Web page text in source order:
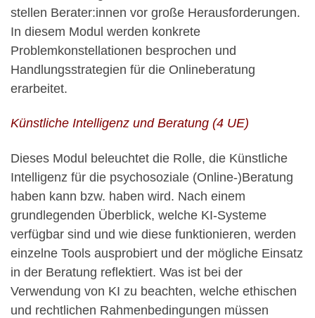
stellen Berater:innen vor große Herausforderungen.
In diesem Modul werden konkrete
Problemkonstellationen besprochen und
Handlungsstrategien für die Onlineberatung
erarbeitet.
Künstliche Intelligenz und Beratung (4 UE)
Dieses Modul beleuchtet die Rolle, die Künstliche
Intelligenz für die psychosoziale (Online-)Beratung
haben kann bzw. haben wird. Nach einem
grundlegenden Überblick, welche KI-Systeme
verfügbar sind und wie diese funktionieren, werden
einzelne Tools ausprobiert und der mögliche Einsatz
in der Beratung reflektiert. Was ist bei der
Verwendung von KI zu beachten, welche ethischen
und rechtlichen Rahmenbedingungen müssen